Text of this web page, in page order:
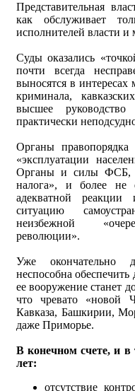
Представительная
как обслуживает
исполнителей власти
Суды оказались
почти всегда
выносятся в
криминала,
высшее руководство
практически
Органы
«эксплуатации
Органы и силы ФСБ,
налога», и более не
адекватной реакции
ситуацию
неизбежной
революции».
Уже окончательно
неспособна обеспечить
ее вооружение станет
что чревато «новой
Кавказа, Башкирии,
даже Приморье.
В конечном счете, и
лет:
отсутствие